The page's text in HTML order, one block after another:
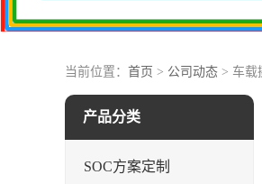
当前位置： 首页 > 公司动态 > 车载
产品分类
SOC方案定制